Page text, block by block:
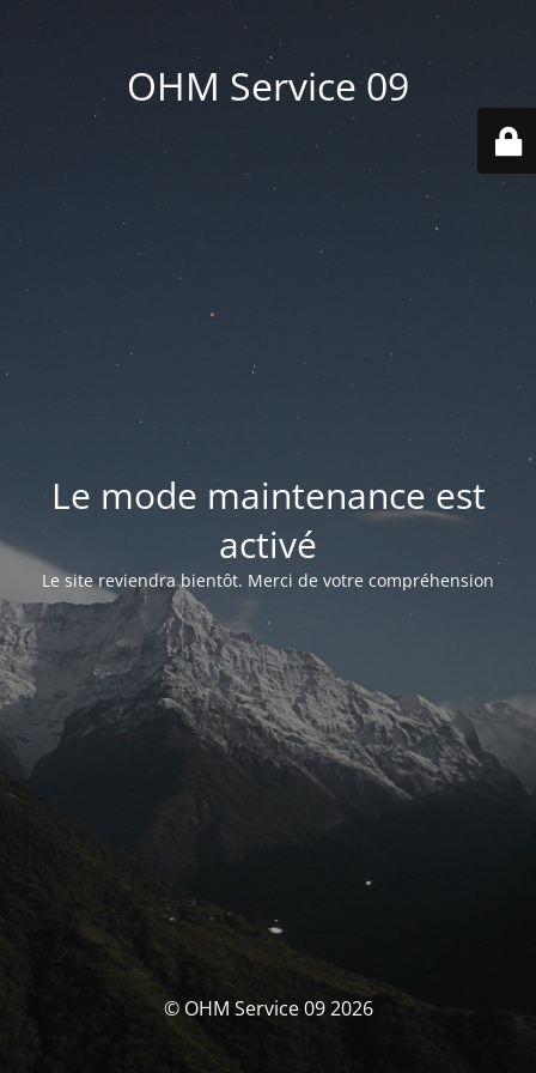
OHM Service 09
Le mode maintenance est
activé
Le site reviendra bientôt. Merci de votre compréhension
© OHM Service 09 2026